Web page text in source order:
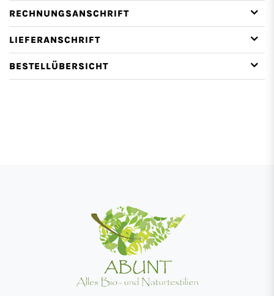
RECHNUNGSANSCHRIFT
LIEFERANSCHRIFT
BESTELLÜBERSICHT